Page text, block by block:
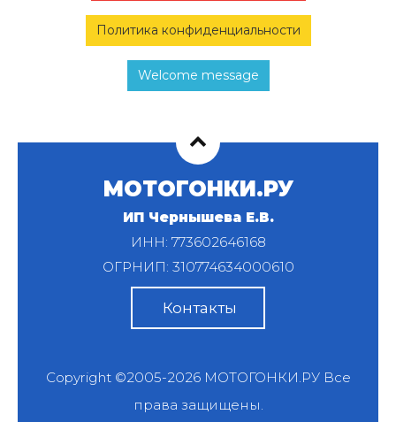
Политика конфиденциальности
Welcome message
МОТОГОНКИ.РУ
ИП Чернышева Е.В.
ИНН: 773602646168
ОГРНИП: 310774634000610
Контакты
Copyright ©2005-2026 МОТОГОНКИ.РУВсе
права защищены.